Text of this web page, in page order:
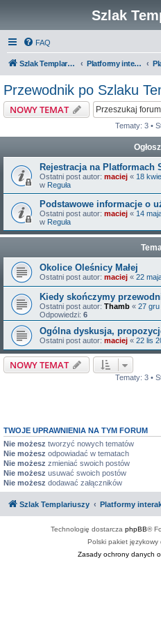
Szlak
FAQ
Szlak Templariuszy Platformy interaktywne Szlaku Templariuszy
Przewodnik po Szlaku
NOWY TEMAT
Tematy: 3 •
Rejestracja na Platformach
Ostatni post autor: maciej « 18
w Reguła
Podstawowe informacje o
Ostatni post autor: maciej « 14
w Reguła
Okolice Oleśnicy Małej
Ostatni post autor: maciej « 22
Kiedy skończymy
Ostatni post autor: Thamb « 27 gru
Odpowiedzi: 6
Ogólna dyskusja,
Ostatni post autor: maciej « 22 lis
NOWY TEMAT
Tematy: 3 •
TWOJE UPRAWNIENIA NA TYM FORUM
Nie możesz tworzyć nowych tematów
Nie możesz odpowiadać w tematach
Nie możesz zmieniać swoich postów
Nie możesz usuwać swoich postów
Nie możesz dodawać załączników
Szlak Templariuszy Platformy
Technologię dostarcza phpBB®
Polski pakiet językowy
Zasady ochrony danych